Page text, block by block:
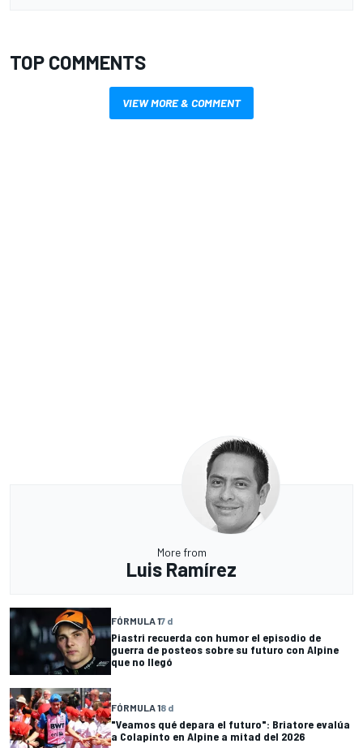
TOP COMMENTS
VIEW MORE & COMMENT
More from
Luis Ramírez
FÓRMULA 17 d
Piastri recuerda con humor el episodio de
guerra de posteos sobre su futuro con Alpine
que no llegó
FÓRMULA 18 d
"Veamos qué depara el futuro": Briatore evalúa
a Colapinto en Alpine a mitad del 2026